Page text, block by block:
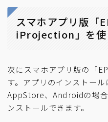
スマホアプリ版「
iProjection」を使
次にスマホアプリ版の「
す。アプリのインストー
AppStore、Androidの場
ンストールできます。